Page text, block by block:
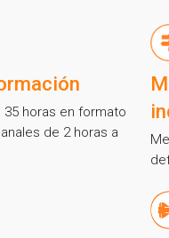
horas en formato
de 2 horas a